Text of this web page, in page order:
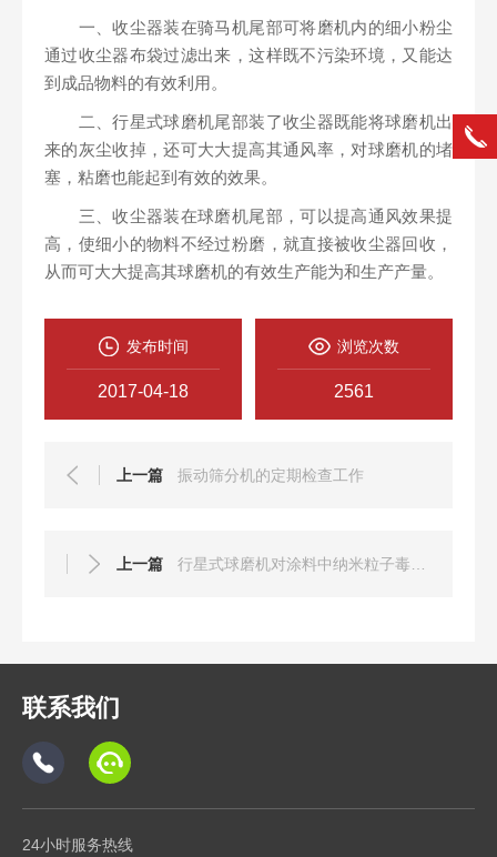
一、收尘器装在骑马机尾部可将磨机内的细小粉尘
通过收尘器布袋过滤出来，这样既不污染环境，又能达
到成品物料的有效利用。
二、行星式球磨机尾部装了收尘器既能将球磨机出
来的灰尘收掉，还可大大提高其通风率，对球磨机的堵
塞，粘磨也能起到有效的效果。
三、收尘器装在球磨机尾部，可以提高通风效果提
高，使细小的物料不经过粉磨，就直接被收尘器回收，
从而可大大提高其球磨机的有效生产能为和生产产量。
发布时间
2017-04-18
浏览次数
2561
上一篇 振动筛分机的定期检查工作
上一篇
联系我们
24小时服务热线